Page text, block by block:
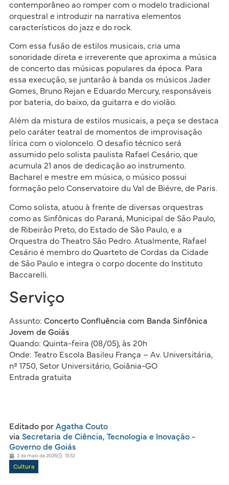
contemporâneo ao romper com o modelo tradicional
orquestral e introduzir na narrativa elementos
característicos do jazz e do rock.
Com essa fusão de estilos musicais, cria uma
sonoridade direta e irreverente que aproxima a música
de concerto das músicas populares da época. Para
essa execução, se juntarão à banda os músicos Jader
Gomes, Bruno Rejan e Eduardo Mercury, responsáveis
por bateria, do baixo, da guitarra e do violão.
Além da mistura de estilos musicais, a peça se destaca
pelo caráter teatral de momentos de improvisação
lírica com o violoncelo. O desafio técnico será
assumido pelo solista paulista Rafael Cesário, que
acumula 21 anos de dedicação ao instrumento.
Bacharel e mestre em música, o músico possui
formação pelo Conservatoire du Val de Biévre, de Paris.
Como solista, atuou à frente de diversas orquestras
como as Sinfônicas do Paraná, Municipal de São Paulo,
de Ribeirão Preto, do Estado de São Paulo, e a
Orquestra do Theatro São Pedro. Atualmente, Rafael
Cesário é membro do Quarteto de Cordas da Cidade
de São Paulo e integra o corpo docente do Instituto
Baccarelli.
Serviço
Assunto: Concerto Confluência com Banda Sinfônica
Jovem de Goiás
Quando: Quinta-feira (08/05), às 20h
Onde: Teatro Escola Basileu França – Av. Universitária,
nº 1750, Setor Universitário, Goiânia-GO
Entrada gratuita
Editado porAgatha Couto
via Secretaria de Ciência, Tecnologia e Inovação -
Governo de Goiás
2 de maio de 2026 15:52
Cultura